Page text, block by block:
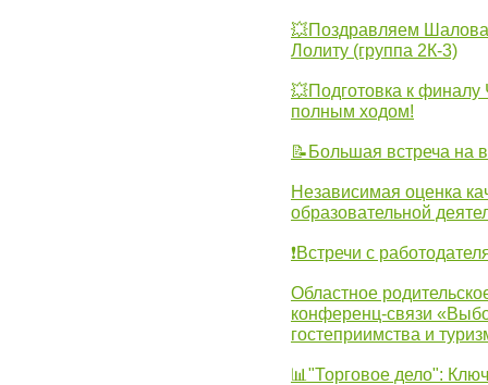
💥Поздравляем
Лолиту (группа 2К-3)
💥Подготовка к
полным ходом!
📝Большая встреча на
Независимая оценка
образовательной
❗Встречи с
Областное
конференц-связи
гостеприимства и
📊"Торговое дело":